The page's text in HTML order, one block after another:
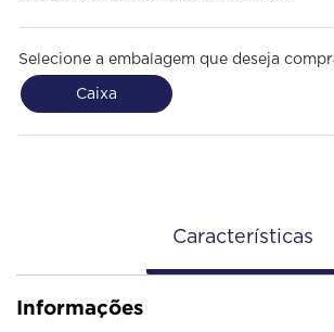
Selecione a embalagem que deseja
Caixa
Características
Informações